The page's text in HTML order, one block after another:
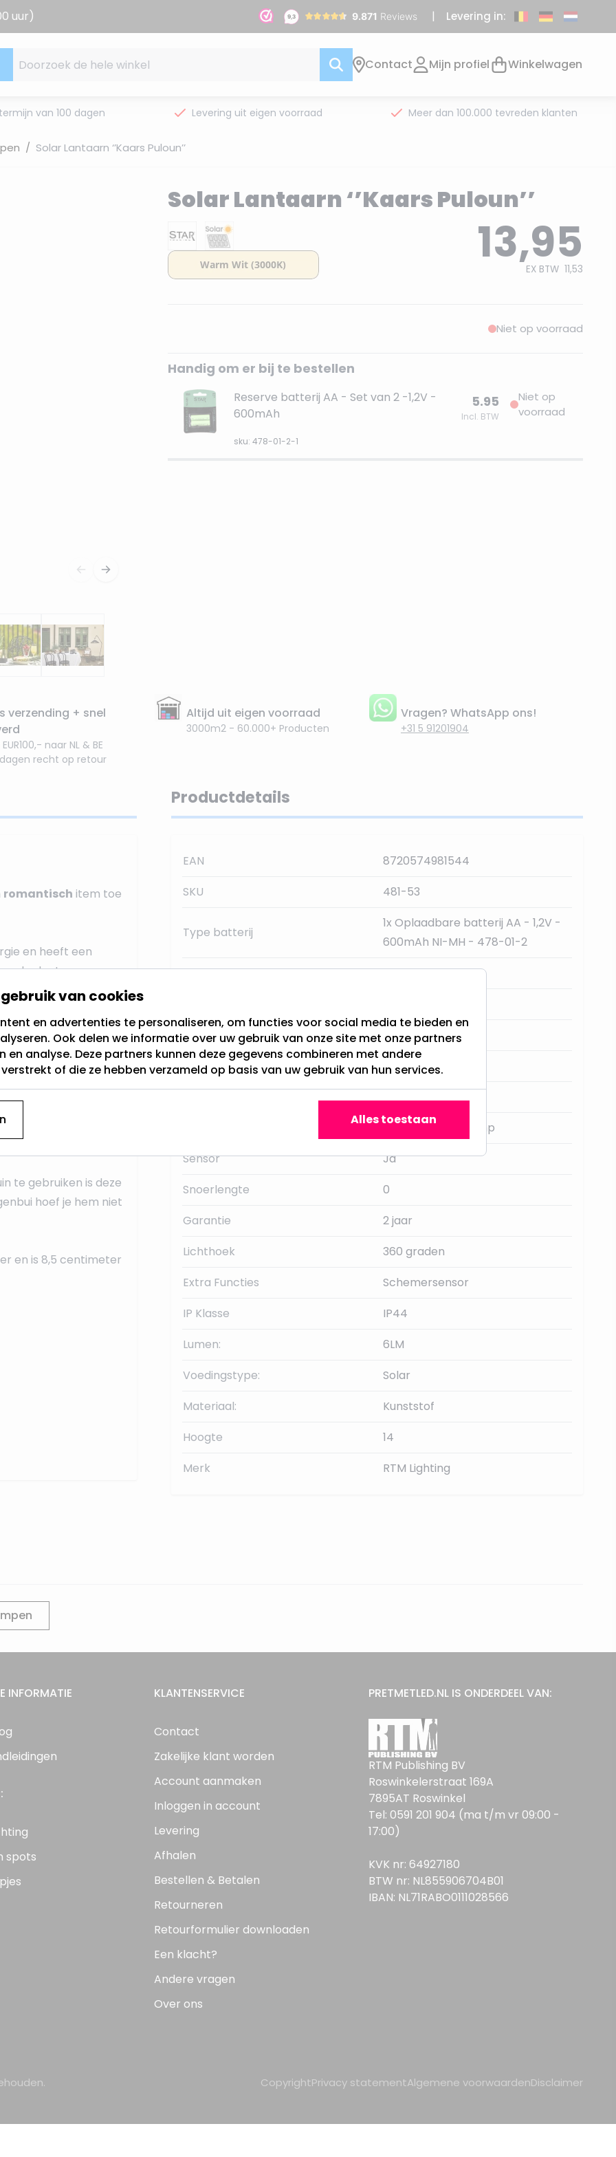
uur) Levering in:
Contact Mijn profiel Winkelwagen
van 100 dagen Levering uit eigen voorraad Meer dan 100.000 tevreden klanten
/ Solar Lantaarn ‘’Kaars Puloun’’
Solar Lantaarn ‘’Kaars Puloun’’
13,95
EX BTW 11,53
Niet op voorraad
Handig om er bij te bestellen
Reserve batterij AA - Set van 2 -1,2V -
600mAh
sku: 478-01-2-1
5.95
Incl. BTW
Niet op
voorraad
verzending + snel
naar NL & BE
dagen recht op retour
Altijd uit eigen voorraad
3000m2 - 60.000+ Producten
Vragen? WhatsApp ons!
+31 5 91201904
romantisch item toe
en heeft een
solar lantaarn
kunststof. Bijzonder
voor een extra
echte vlam
te gebruiken is deze
hoef je hem niet
en is 8,5 centimeter
Productdetails
EAN
8720574981544
SKU
481-53
Type batterij
1x Oplaadbare batterij AA - 1,2V -
600mAh NI-MH - 478-01-2
Lichtkleur
Warm Wit - 3000K
Gem. branduren
20.000
Dimbaar
Nee
8,5
Geïntegreerde lamp
Sensor
Ja
Snoerlengte
0
Garantie
2 jaar
Lichthoek
360 graden
Extra Functies
Schemersensor
IP Klasse
IP44
Lumen:
6LM
Voedingstype:
Solar
Materiaal:
Kunststof
Hoogte
14
Merk
RTM Lighting
INFORMATIE
spots
KLANTENSERVICE
Contact
Zakelijke klant worden
Account aanmaken
Inloggen in account
Levering
Afhalen
Bestellen & Betalen
Retourneren
Retourformulier downloaden
Een klacht?
Andere vragen
Over ons
PRETMETLED.NL IS ONDERDEEL VAN:
RTM Publishing BV
Roswinkelerstraat 169A
7895AT Roswinkel
Tel: 0591 201 904 (ma t/m vr 09:00 -
17:00)
KVK nr: 64927180
BTW nr: NL855906704B01
IBAN: NL71RABO0111028566
CopyrightPrivacy statementAlgemene voorwaardenDisclaimer
van cookies
en advertenties te personaliseren, om functies voor social media te bieden en
Ook delen we informatie over uw gebruik van onze site met onze partners
analyse. Deze partners kunnen deze gegevens combineren met andere
of die ze hebben verzameld op basis van uw gebruik van hun services.
Alles toestaan